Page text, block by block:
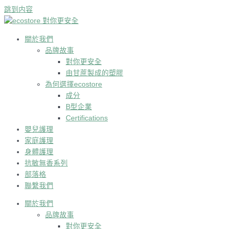
跳到内容
關於我們
品牌故事
對你更安全
由甘蔗製成的塑膠
為何選擇ecostore
成分
B型企業
Certifications
嬰兒護理
家庭護理
身體護理
抗敏無香系列
部落格
聯繫我們
關於我們
品牌故事
對你更安全